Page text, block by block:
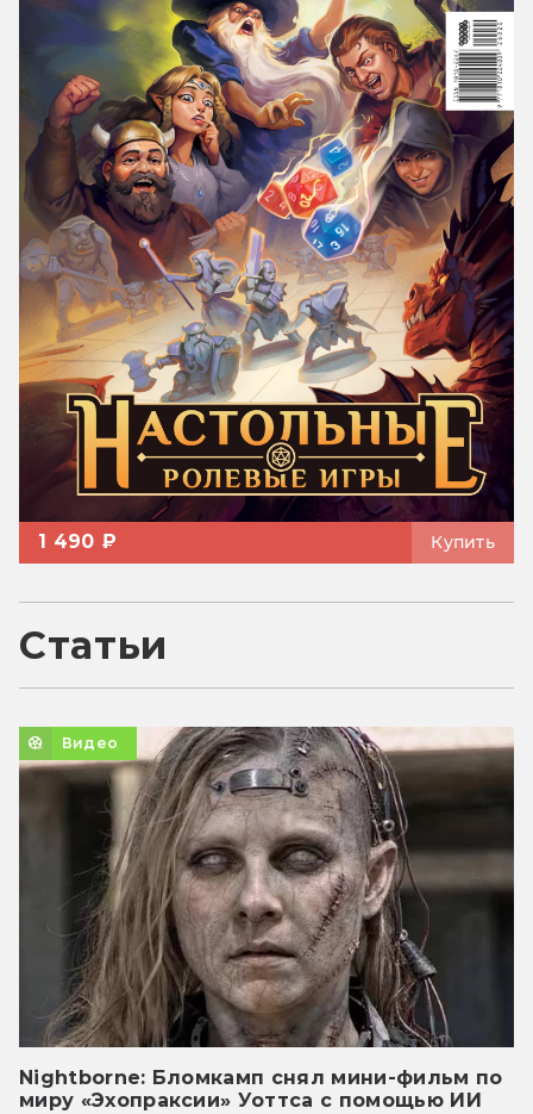
1 490 ₽ Купить
Статьи
Видео
Nightborne: Бломкамп снял мини-фильм по
миру «Эхопраксии» Уоттса с помощью ИИ